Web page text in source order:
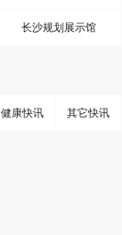
长沙规划展示馆
其它快讯
健康快讯